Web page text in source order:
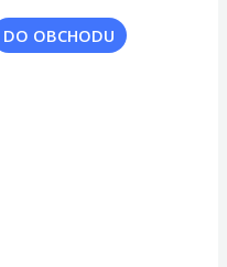
DO OBCHODU